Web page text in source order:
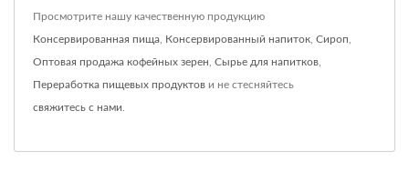
Просмотрите нашу качественную продукцию
Консервированная пища Консервированный напиток Сироп
Оптовая продажа кофейных зерен Сырье для напитков
Переработка пищевых продуктов и не стесняйтесь
свяжитесь с нами